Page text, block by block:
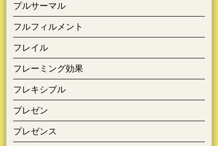
プルサーマル
フルフィルメント
フレイル
フレーミング効果
フレキシブル
プレゼン
プレゼンス